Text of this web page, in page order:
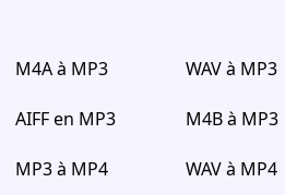
M4A à MP3 WAV à MP3
AIFF en MP3 M4B à MP3
MP3 à MP4 WAV à MP4